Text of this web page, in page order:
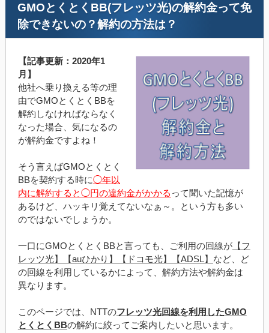
GMOとくとくBB(フレッツ光)の解約金って免
除できないの？解約の方法は？
【記事更新：2020年1
月】
他社へ乗り換える等の理
由でGMOとくとくBBを
解約しなければならなく
なった場合、気になるの
が解約金ですよね！
そう言えばGMOとくとく
BBを契約する時に◯年以
内に解約すると◯円の違約金がかかる って聞いた記憶が
あるけど、ハッキリ覚えてないなぁ～。という方も多い
のではないでしょうか。
一口にGMOとくとくBBと言っても、ご利用の回線が【フ
レッツ光】【auひかり】【ドコモ光】【ADSL】 など、ど
の回線を利用しているかによって、解約方法や解約金は
異なります。
このページでは、NTTのフレッツ光回線を利用したGMO
とくとくBBの解約に絞ってご案内したいと思います。